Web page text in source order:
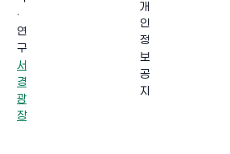
·
연
구
서
경
광
장
개
인
정
보
공
지